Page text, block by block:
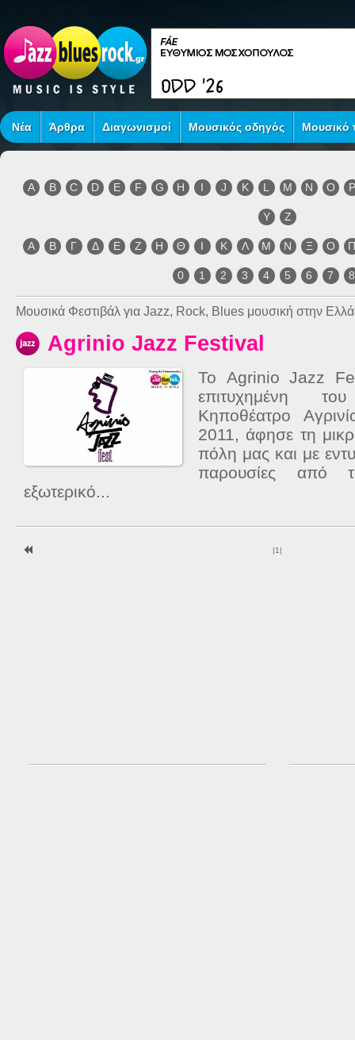
Νέα Άρθρα Διαγωνισμοί Μουσικός οδηγός Μουσικό
A B C D E F G H I J K L M N O P
Y Z
Α Β Γ Δ Ε Ζ Η Θ Ι Κ Λ Μ Ν Ξ Ο
0 1 2 3 4 5 6 7 8
Μουσικά Φεστιβάλ για Jazz, Rock, Blues μουσική στην
Agrinio Jazz Festival
Το Agrinio Jazz
επιτυχημένη
Κηποθέατρο
2011, άφησε τη
πόλη μας και με
παρουσίες από
εξωτερικό...
|1 |